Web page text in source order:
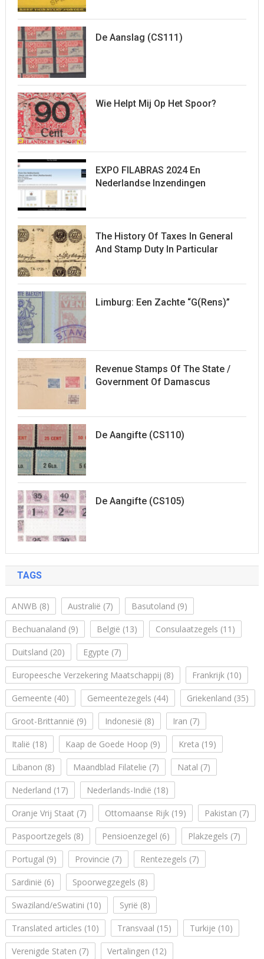
De Aanslag (CS111)
Wie Helpt Mij Op Het Spoor?
EXPO FILABRAS 2024 En
Nederlandse Inzendingen
The History Of Taxes In General
And Stamp Duty In Particular
Limburg: Een Zachte “G(rens)”
Revenue Stamps Of The State /
Government Of Damascus
De Aangifte (CS110)
De Aangifte (CS105)
TAGS
ANWB (8) Australië (7) Basutoland (9)
Bechuanaland (9) België (13) Consulaatzegels (11)
Duitsland (20) Egypte (7)
Europeesche Verzekering Maatschappij (8) Frankrijk(10)
Gemeente (40) Gemeentezegels (44) Griekenland (35)
Groot-Brittannië (9) Indonesië (8) Iran (7)
Italië (18) Kaap de Goede Hoop (9) Kreta (19)
Libanon (8) Maandblad Filatelie (7) Natal (7)
Nederland (17) Nederlands-Indië (18)
Oranje Vrij Staat (7) Ottomaanse Rijk(19) Pakistan (7)
Paspoortzegels (8) Pensioenzegel (6) Plakzegels (7)
Portugal (9) Provincie (7) Rentezegels (7)
Sardinië (6) Spoorwegzegels (8)
Swaziland/eSwatini (10) Syrië (8)
Translated articles (10) Transvaal (15) Turkije (10)
Verenigde Staten (7) Vertalingen (12)